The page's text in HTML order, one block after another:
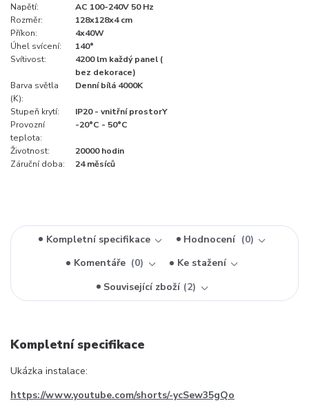
Napětí:
AC 100-240V 50 Hz
Rozměr:
128x128x4 cm
Příkon:
4x40W
Úhel svícení:
140°
Svítivost:
4200 lm každý panel (
bez dekorace)
Barva světla
(K):
Denní bílá 4000K
Stupeň krytí:
IP20 - vnitřní prostorY
Provozní
teplota:
-20°C - 50°C
Životnost:
20000 hodin
Záruční doba:
24 měsíců
Kompletní specifikace Hodnocení
0
Komentáře
0
Ke stažení
Související zboží 2
Kompletní specifikace
Ukázka instalace:
https://www.youtube.com/shorts/-ycSew35gQo